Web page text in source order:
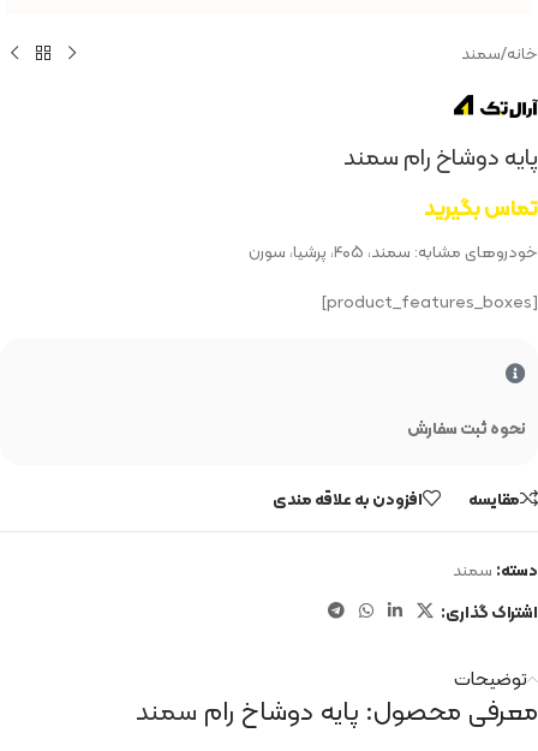
خانه/سمند
پایه دوشاخ رام سمند
تماس بگیرید
خودروهای مشابه: سمند، ۴۰۵، پرشیا، سورن
[product_features_boxes]
نحوه ثبت سفارش
مقایسه افزودن به علاقه مندی
دسته: سمند
اشتراک گذاری:
توضیحات
معرفی محصول: پایه دوشاخ رام سمند